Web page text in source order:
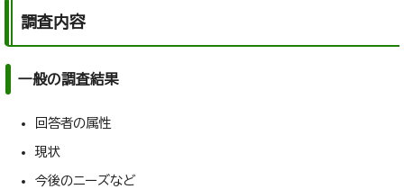
調査内容
一般の調査結果
回答者の属性
現状
今後のニーズなど